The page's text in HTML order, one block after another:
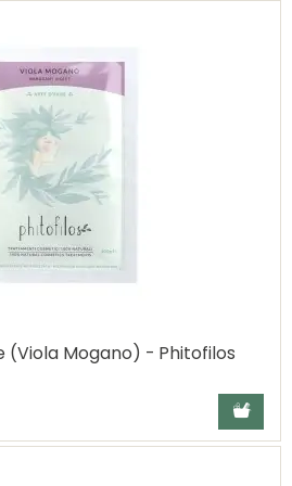
(Viola Mogano) - Phitofilos
Ajouter